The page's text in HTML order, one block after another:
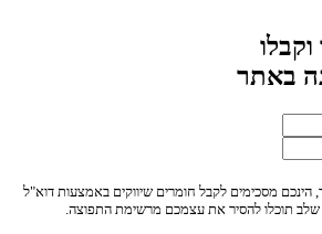
הינכם מסכימים לקבל חומרים שיווקים באמצעות דוא"ל
שלב תוכלו להסיר את עצמכם מרשימת התפוצה.